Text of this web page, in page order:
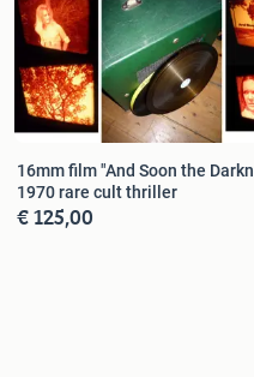
16mm film "And Soon the
1970 rare cult thriller
€ 125,00